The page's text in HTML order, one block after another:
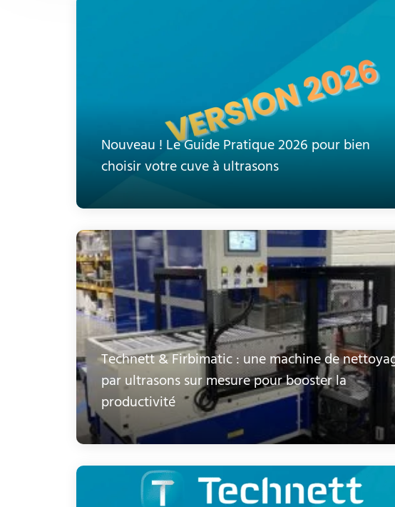
Nouveau ! Le Guide Pratique 2026 pour bien
choisir votre cuve à ultrasons
Technett & Firbimatic : une machine de
par ultrasons sur mesure pour booster la
productivité